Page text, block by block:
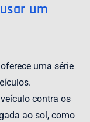
um
uma série
contra os
ao sol, como